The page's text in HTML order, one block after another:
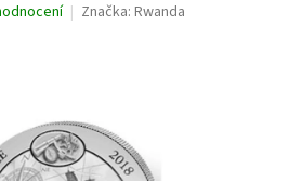
Značka: Rwanda